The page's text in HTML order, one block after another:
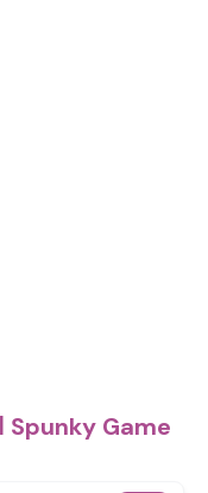
اكتشف ألعابًا رائعة أخرى على Spunky Game